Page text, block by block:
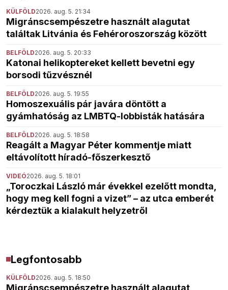
KÜLFÖLD2026. aug. 5. 21:34
Migránscsempészetre használt alagutat
találtak Litvánia és Fehéroroszország között
BELFÖLD2026. aug. 5. 20:33
Katonai helikoptereket kellett bevetni egy
borsodi tűzvésznél
BELFÖLD2026. aug. 5. 19:55
Homoszexuális pár javára döntött a
gyámhatóság az LMBTQ-lobbisták hatására
BELFÖLD2026. aug. 5. 18:58
Reagált a Magyar Péter kommentje miatt
eltávolított híradó-főszerkesztő
VIDEÓ2026. aug. 5. 18:01
„Toroczkai László már évekkel ezelőtt mondta,
hogy meg kell fogni a vizet” – az utca emberét
kérdeztük a kialakult helyzetről
Legfontosabb
KÜLFÖLD2026. aug. 5. 18:50
Migránscsempészetre használt alagutat